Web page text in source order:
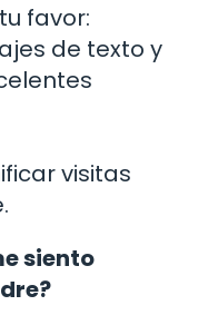
favor:
de texto y
visitas
siento